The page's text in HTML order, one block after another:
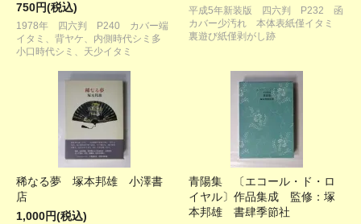
750円(税込)
1978年 四六判 P240 カバー端
イタミ、背ヤケ、内側時代シミ多
小口時代シミ、天少イタミ
平成5年新装版 四六判 P232 函
カバー少汚れ 本体表紙僅イタミ
裏遊び紙僅剥がし跡
稀なる夢 塚本邦雄 小澤書
店
1,000円(税込)
青陽集 〔エコール・ド・ロ
イヤル〕作品集成 監修：塚
本邦雄 書肆季節社